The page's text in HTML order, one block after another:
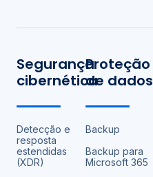
Segurança
cibernética
Detecção e
resposta
estendidas
(XDR)
Proteção
de dados
Backup
Backup para
Microsoft 365